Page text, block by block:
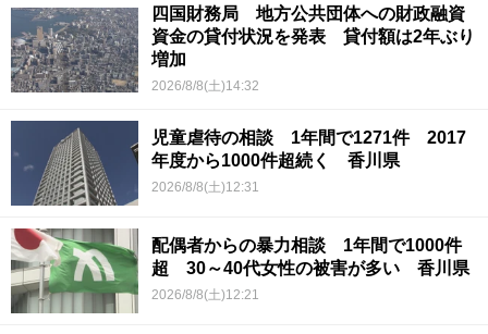
四国財務局 地方公共団体への財政融資
資金の貸付状況を発表 貸付額は2年ぶり
増加
2026/8/8(土)14:32
児童虐待の相談 1年間で1271件 2017
年度から1000件超続く 香川県
2026/8/8(土)12:31
配偶者からの暴力相談 1年間で1000件
超 30～40代女性の被害が多い 香川県
2026/8/8(土)12:21